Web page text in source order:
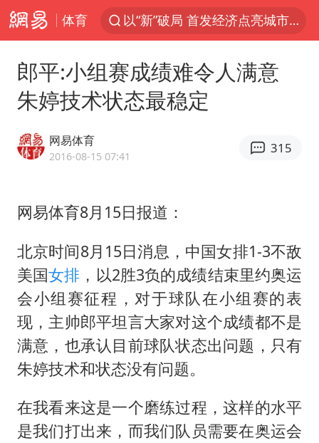
体育
以“新”破局 首发经济点亮城市消费活力
多地要求领导干部带头休假
我国编制完成新版全月地质图
外交部发言人就广岛核爆81周年等答记者问
首次证实！“胶球”存在
感觉全东北都在等7号
U17国足1分钟轰2球
80后女柜员逆袭成4200亿银行副行长
郎平:小组赛成绩难令人满意
朱婷技术状态最稳定
网易体育
2016-08-15 07:41
315
网易体育8月15日报道：
北京时间8月15日消息，中国女排1-3不敌
美国女排 ，以2胜3负的成绩结束里约奥运
会小组赛征程，对于球队在小组赛的表
现，主帅郎平坦言大家对这个成绩都不是
满意，也承认目前球队状态出问题，只有
朱婷技术和状态没有问题。
在我看来这是一个磨练过程，这样的水平
是我们打出来，而我们队员需要在奥运会